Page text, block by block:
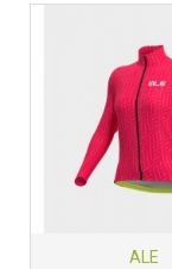
ALE